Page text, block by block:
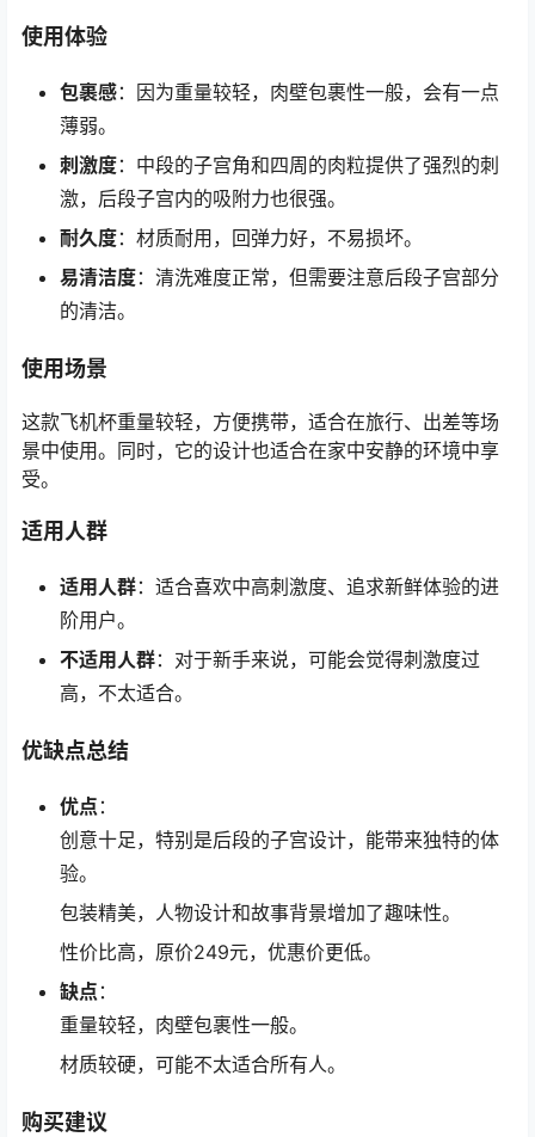
使用体验
包裹感：因为重量较轻，肉壁包裹性一般，会有一点
薄弱。
刺激度：中段的子宫角和四周的肉粒提供了强烈的刺
激，后段子宫内的吸附力也很强。
耐久度：材质耐用，回弹力好，不易损坏。
易清洁度：清洗难度正常，但需要注意后段子宫部分
的清洁。
使用场景
这款飞机杯重量较轻，方便携带，适合在旅行、出差等场
景中使用。同时，它的设计也适合在家中安静的环境中享
受。
适用人群
适用人群：适合喜欢中高刺激度、追求新鲜体验的进
阶用户。
不适用人群：对于新手来说，可能会觉得刺激度过
高，不太适合。
优缺点总结
优点 ：
创意十足，特别是后段的子宫设计，能带来独特的体
验。
包装精美，人物设计和故事背景增加了趣味性。
性价比高，原价249元，优惠价更低。
缺点 ：
重量较轻，肉壁包裹性一般。
材质较硬，可能不太适合所有人。
购买建议